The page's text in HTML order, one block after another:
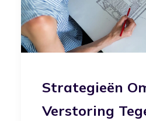
Strategieën
Verstoring